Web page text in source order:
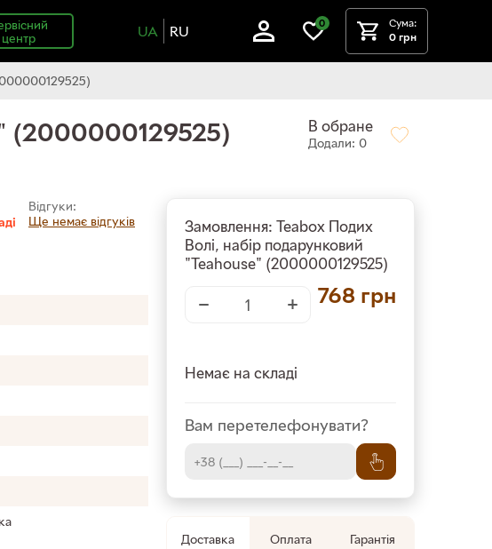
центр
UA RU 0
Сума:
0 грн
(2000000129525) В обране
Додали: 0
Відгуки:
Ще немає відгуків
Замовлення: Teabox Подих
Волі, набір подарунковий
"Teahouse" (2000000129525)
− + 768 грн
Немає на складі
Вам перетелефонувати?
Доставка Оплата Гарантія